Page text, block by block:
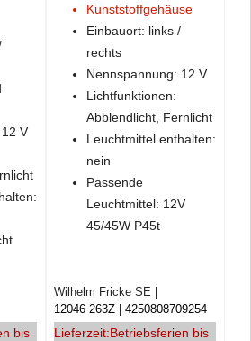
V
bis
Kunststoffgehäuse
Einbauort: links /
rechts
Nennspannung: 12 V
Lichtfunktionen:
Abblendlicht, Fernlicht
Leuchtmittel enthalten:
nein
Passende
Leuchtmittel: 12V
45/45W P45t
Wilhelm Fricke SE
12046 263Z
4250808709254
Lieferzeit:Betriebsferien bis